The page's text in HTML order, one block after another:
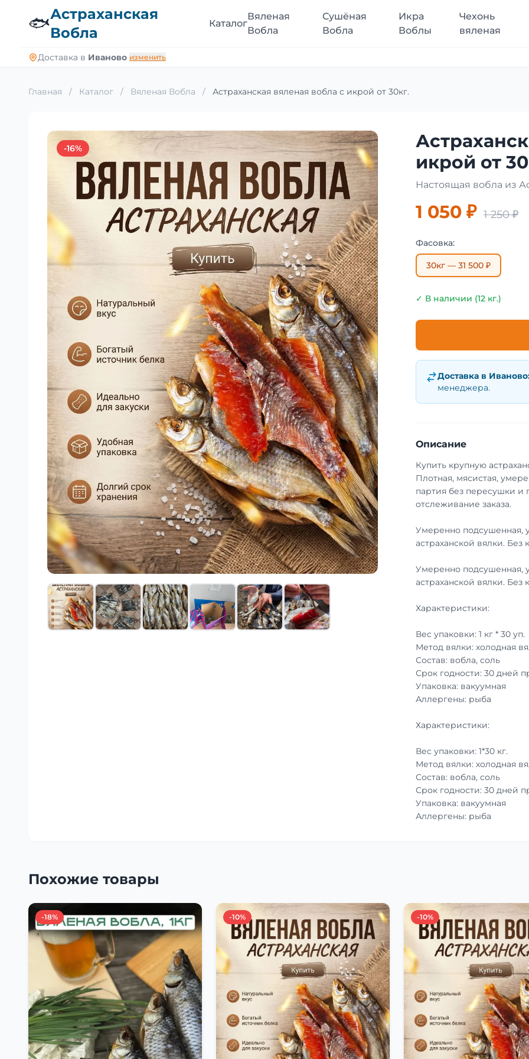
🐟Астраханская
Вобла
Каталог
Вяленая
Вобла
Сушёная
Вобла
Икра
Воблы
Чехонь
вяленая
Доставка в Иваново изменить
Главная / Каталог / Вяленая Вобла / Астраханская вяленая вобла с икрой от 30кг.
-16%
икрой от
Настоящая вобла из
1 050 ₽ 1 250 ₽
Фасовка:
30кг — 31 500 ₽
✓ В наличии (12 кг.)
Доставка в Иваново
менеджера.
Описание
Купить крупную
Плотная, мясистая,
партия без пересушки и
отслеживание заказа.
Умеренно подсушенная,
астраханской вялки.
Умеренно подсушенная,
астраханской вялки.
Характеристики:
Вес упаковки: 1 кг * 30 уп.
Метод вялки: холодная
Состав: вобла, соль
Срок годности: 30 дней
Упаковка: вакуумная
Аллергены: рыба
Характеристики:
Вес упаковки: 1*30 кг.
Метод вялки: холодная
Состав: вобла, соль
Срок годности: 30 дней
Упаковка: вакуумная
Аллергены: рыба
Похожие товары
-18% -10% -10%